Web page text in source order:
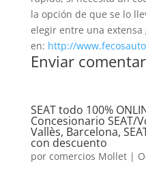
la opción de que se lo
elegir entre una
en: http://
Enviar
SEAT todo 100%
Concesionario SEAT/
Vallès, Barcelona,
con descuento
por comercios Mollet|